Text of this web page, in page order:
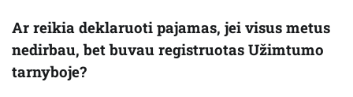
Ar reikia deklaruoti pajamas, jei visus metus
nedirbau, bet buvau registruotas Užimtumo
tarnyboje?